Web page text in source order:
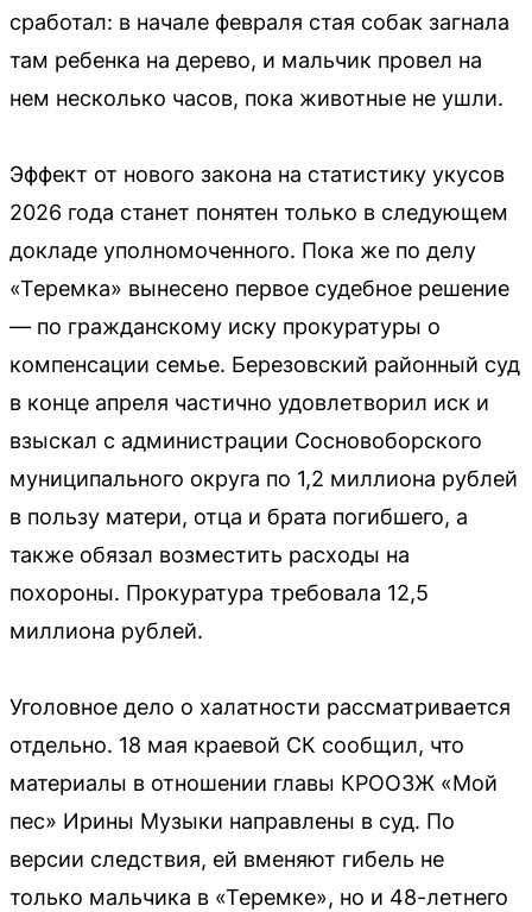
сработал: в начале февраля стая собак загнала
там ребенка на дерево, и мальчик провел на
нем несколько часов, пока животные не ушли.
Эффект от нового закона на статистику укусов
2026 года станет понятен только в следующем
докладе уполномоченного. Пока же по делу
«Теремка» вынесено первое судебное решение
— по гражданскому иску прокуратуры о
компенсации семье. Березовский районный суд
в конце апреля частично удовлетворил иск и
взыскал с администрации Сосновоборского
муниципального округа по 1,2 миллиона рублей
в пользу матери, отца и брата погибшего, а
также обязал возместить расходы на
похороны. Прокуратура требовала 12,5
миллиона рублей.
Уголовное дело о халатности рассматривается
отдельно. 18 мая краевой СК сообщил, что
материалы в отношении главы КРООЗЖ «Мой
пес» Ирины Музыки направлены в суд. По
версии следствия, ей вменяют гибель не
только мальчика в «Теремке», но и 48-летнего